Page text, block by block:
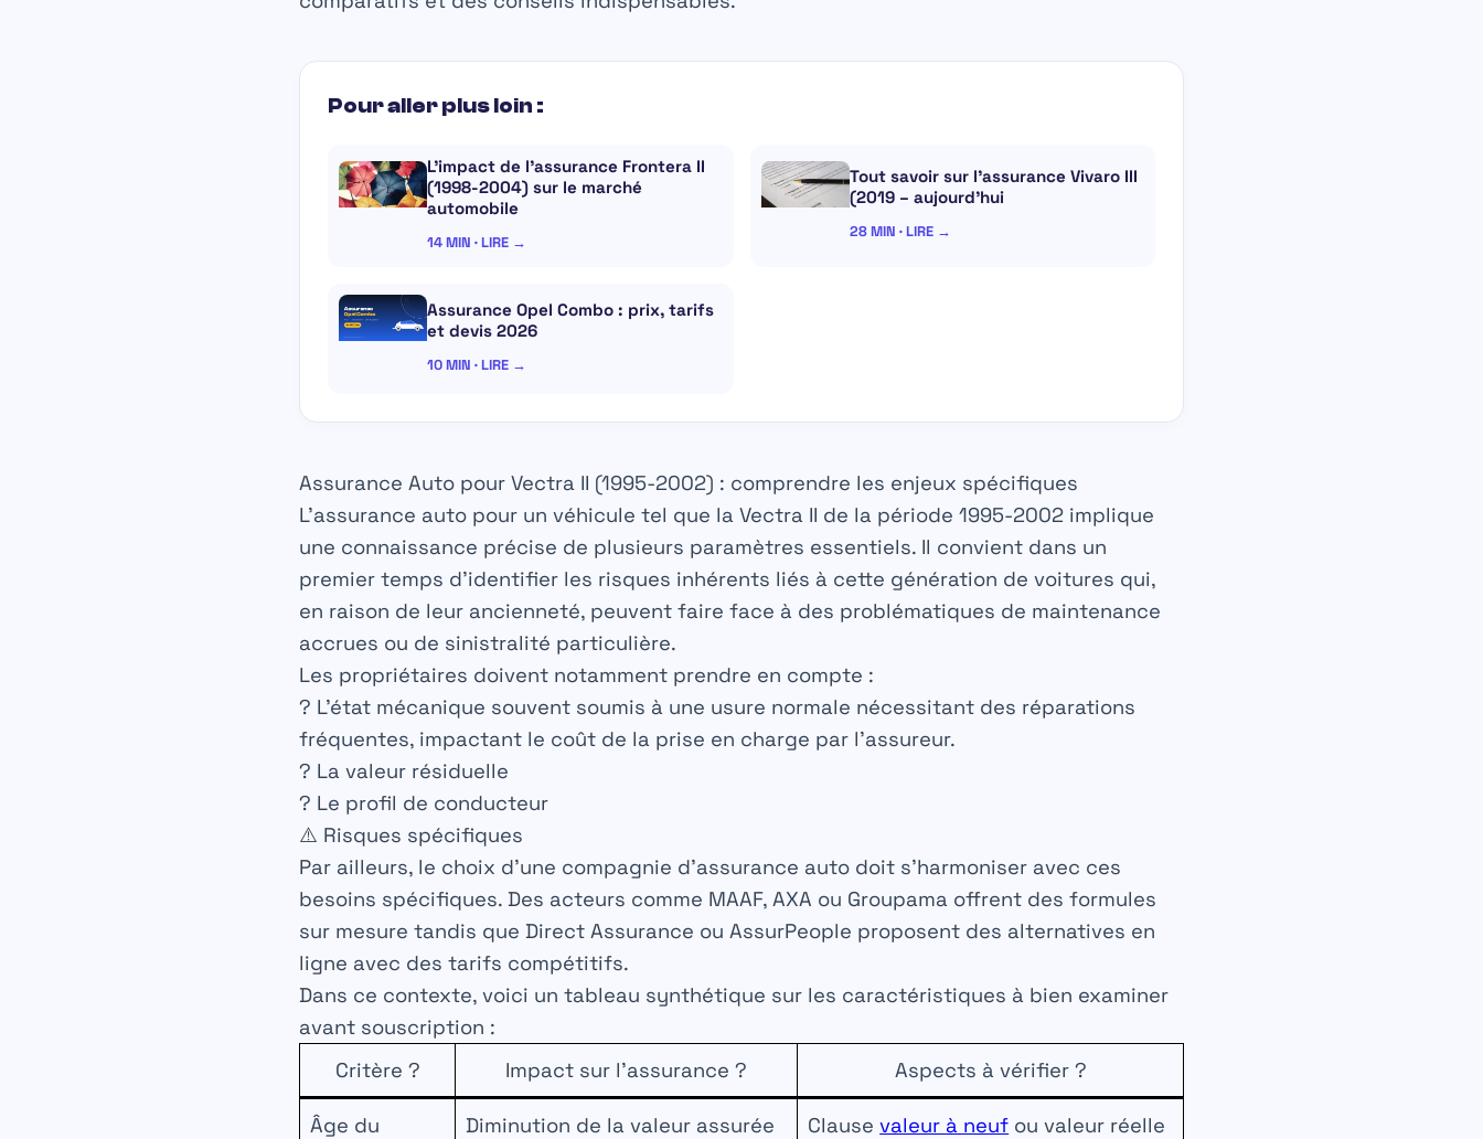
Pour aller plus loin :
L’impact de l’assurance Frontera II
(1998-2004) sur le marché
automobile
14 MIN · LIRE →
Tout savoir sur l’assurance Vivaro III
(2019 – aujourd’hui
28 MIN · LIRE →
Assurance Opel Combo : prix, tarifs
et devis 2026
10 MIN · LIRE →
Assurance Auto pour Vectra II (1995-2002) : comprendre les enjeux spécifiques
L’assurance auto pour un véhicule tel que la Vectra II de la période 1995-2002 implique
une connaissance précise de plusieurs paramètres essentiels. Il convient dans un
premier temps d’identifier les risques inhérents liés à cette génération de voitures qui,
en raison de leur ancienneté, peuvent faire face à des problématiques de maintenance
accrues ou de sinistralité particulière.
Les propriétaires doivent notamment prendre en compte :
? L’état mécanique souvent soumis à une usure normale nécessitant des réparations
fréquentes, impactant le coût de la prise en charge par l’assureur.
?️ La valeur résiduelle
? Le profil de conducteur
⚠️ Risques spécifiques
Par ailleurs, le choix d’une compagnie d’assurance auto doit s’harmoniser avec ces
besoins spécifiques. Des acteurs comme MAAF, AXA ou Groupama offrent des formules
sur mesure tandis que Direct Assurance ou AssurPeople proposent des alternatives en
ligne avec des tarifs compétitifs.
Dans ce contexte, voici un tableau synthétique sur les caractéristiques à bien examiner
avant souscription :
Critère ?
Impact sur l’assurance ? Aspects à vérifier ?
Âge du
Diminution de la valeur assurée Clausevaleur à neuf ou valeur réelle